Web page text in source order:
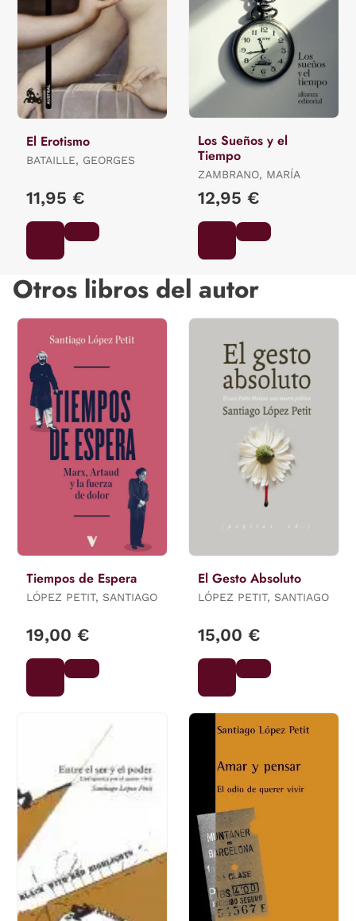
El Erotismo
BATAILLE, GEORGES
11,95 €
Los Sueños y el
Tiempo
ZAMBRANO, MARÍA
12,95 €
Otros libros del autor
Tiempos de Espera
LÓPEZ PETIT, SANTIAGO
19,00 €
El Gesto Absoluto
LÓPEZ PETIT, SANTIAGO
15,00 €